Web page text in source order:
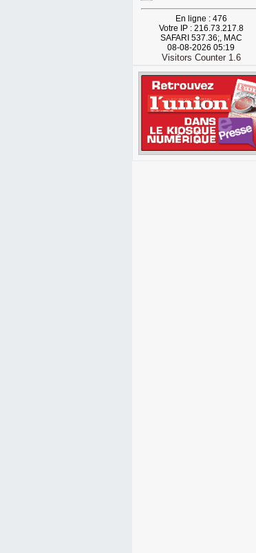
En ligne : 476
Votre IP : 216.73.217.8
SAFARI 537.36;, MAC
08-08-2026 05:19
Visitors Counter 1.6